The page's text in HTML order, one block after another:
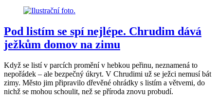
Pod listím se spí nejlépe. Chrudim dává
ježkům domov na zimu
Když se listí v parcích promění v hebkou peřinu, neznamená to
nepořádek – ale bezpečný úkryt. V Chrudimi už se ježci nemusí bát
zimy. Město jim připravilo dřevěné ohrádky s listím a větvemi, do
nichž se mohou schoulit, než se příroda znovu probudí.